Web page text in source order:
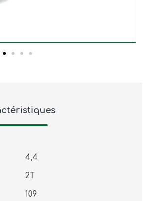
4,4
2T
109